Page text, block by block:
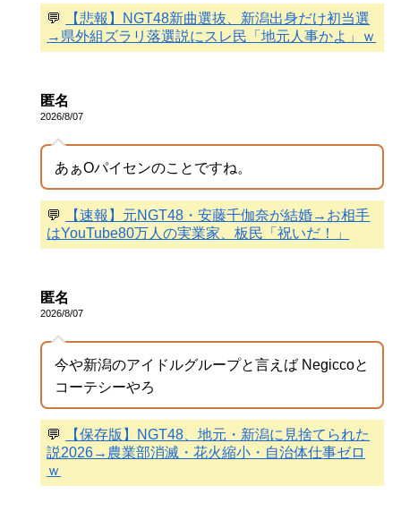
💬
【悲報】NGT48新曲選抜、新潟出身だけ初当選
→県外組ズラリ落選説にスレ民「地元人事かよ」ｗ
匿名
2026/8/07
あぁOパイセンのことですね。
💬
【速報】元NGT48・安藤千伽奈が結婚→お相手
はYouTube80万人の実業家、板民「祝いだ！」
匿名
2026/8/07
今や新潟のアイドルグループと言えば Negiccoと
コーテシーやろ
💬
【保存版】NGT48、地元・新潟に見捨てられた
説2026→農業部消滅・花火縮小・自治体仕事ゼロ
ｗ